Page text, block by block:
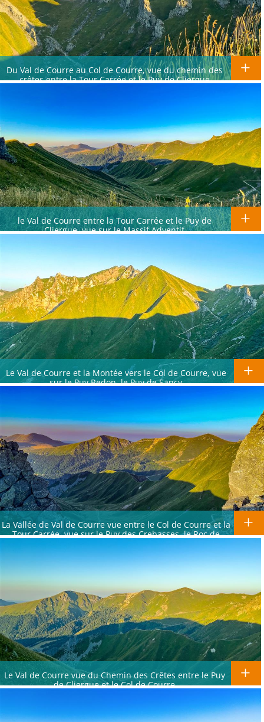
Du Val de Courre au Col de Courre, vue du chemin des
crêtes entre la Tour Carrée et le Puy de Cliergue
le Val de Courre entre la Tour Carrée et le Puy de
Cliergue, vue sur le Massif Adventif
Le Val de Courre et la Montée vers le Col de Courre, vue
sur le Puy Redon, le Puy de Sancy
La Vallée de Val de Courre vue entre le Col de Courre et la
Tour Carrée. vue sur le Puy des Crebasses, le Roc de
Cuzeau et le Puy de l'Angle
Le Val de Courre vue du Chemin des Crêtes entre le Puy
de Cliergue et le Col de Courre